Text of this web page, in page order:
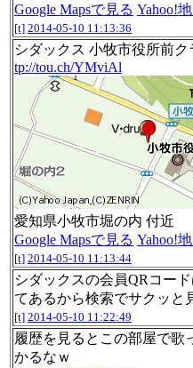
Google Mapsで見る Yahoo!
[t] 2014-05-10 11:13:36
シダックス 小牧市役所前ク
tp://tou.ch/YMviAl
愛知県小牧市堀の内 付近
Google Mapsで見る Yahoo!
[t] 2014-05-10 11:13:44
シダックスの会員QRコー
てあるから検索でサクッと
[t] 2014-05-10 11:22:49
履歴を見るとこの部屋で歌
かるなｗ